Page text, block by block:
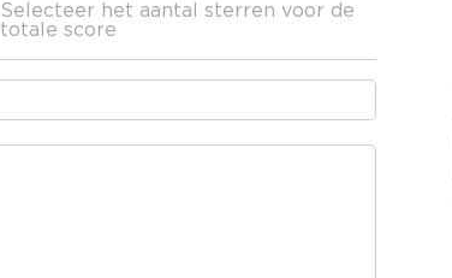
Selecteer het aantal sterren voor de
totale score